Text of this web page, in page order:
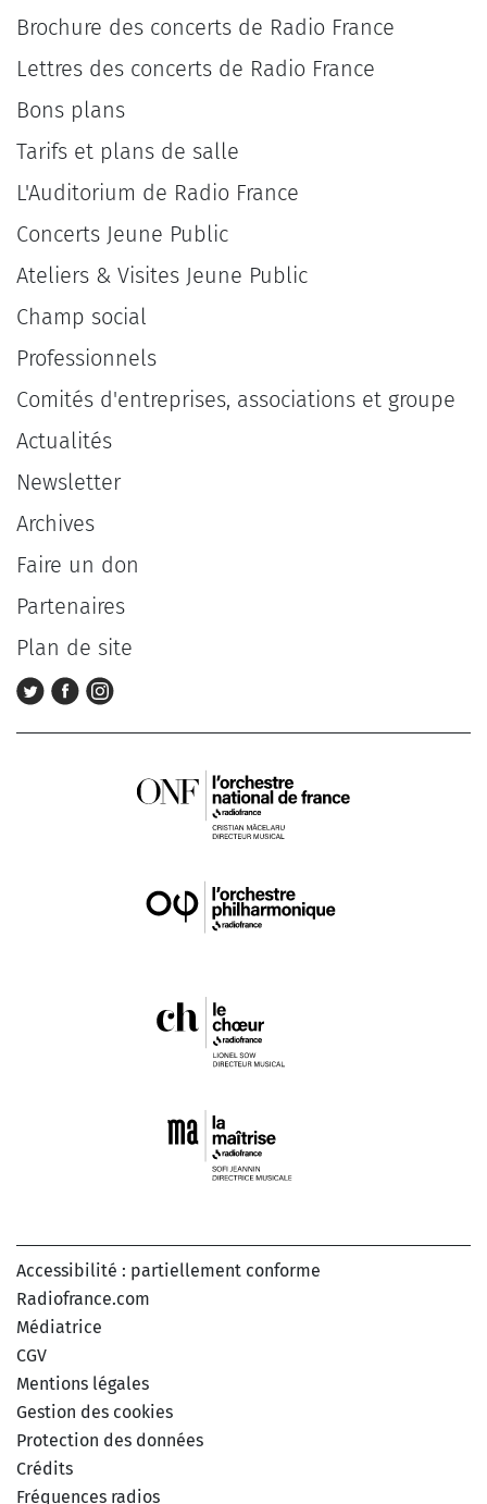
Brochure des concerts de Radio France
Lettres des concerts de Radio France
Bons plans
Tarifs et plans de salle
L'Auditorium de Radio France
Concerts Jeune Public
Ateliers & Visites Jeune Public
Champ social
Professionnels
Comités d'entreprises, associations et groupe
Actualités
Newsletter
Archives
Faire un don
Partenaires
Plan de site
Accessibilité : partiellement conforme
Radiofrance.com
Médiatrice
CGV
Mentions légales
Gestion des cookies
Protection des données
Crédits
Fréquences radios